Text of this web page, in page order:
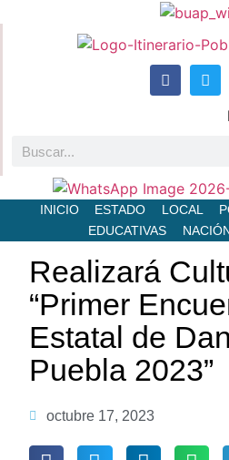
INICIO ESTADO LOCAL
EDUCATIVAS
Realizará
“Primer
Estatal de
Puebla 2023”
octubre 17, 2023